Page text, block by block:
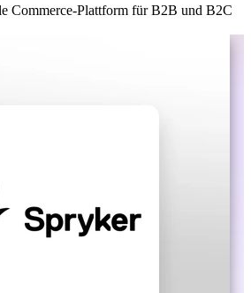
Commerce-Plattform für B2B und B2C